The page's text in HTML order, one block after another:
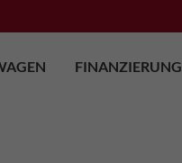
FINANZIERUNG